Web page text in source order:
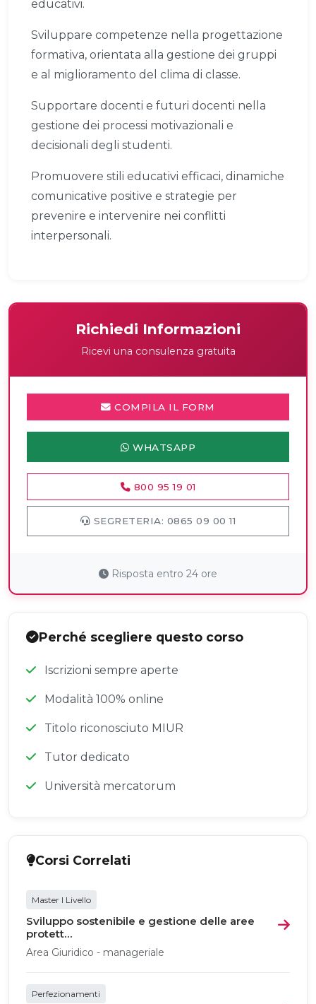
educativi.
Sviluppare competenze nella progettazione
formativa, orientata alla gestione dei gruppi
e al miglioramento del clima di classe.
Supportare docenti e futuri docenti nella
gestione dei processi motivazionali e
decisionali degli studenti.
Promuovere stili educativi efficaci, dinamiche
comunicative positive e strategie per
prevenire e intervenire nei conflitti
interpersonali.
Richiedi Informazioni
Ricevi una consulenza gratuita
COMPILA IL FORM
WHATSAPP
800 95 19 01
SEGRETERIA: 0865 09 00 11
Risposta entro 24 ore
Perché scegliere questo corso
Iscrizioni sempre aperte
Modalità 100% online
Titolo riconosciuto MIUR
Tutor dedicato
Università mercatorum
Corsi Correlati
Master I Livello
Sviluppo sostenibile e gestione delle aree
protett...
Area Giuridico - manageriale
Perfezionamenti